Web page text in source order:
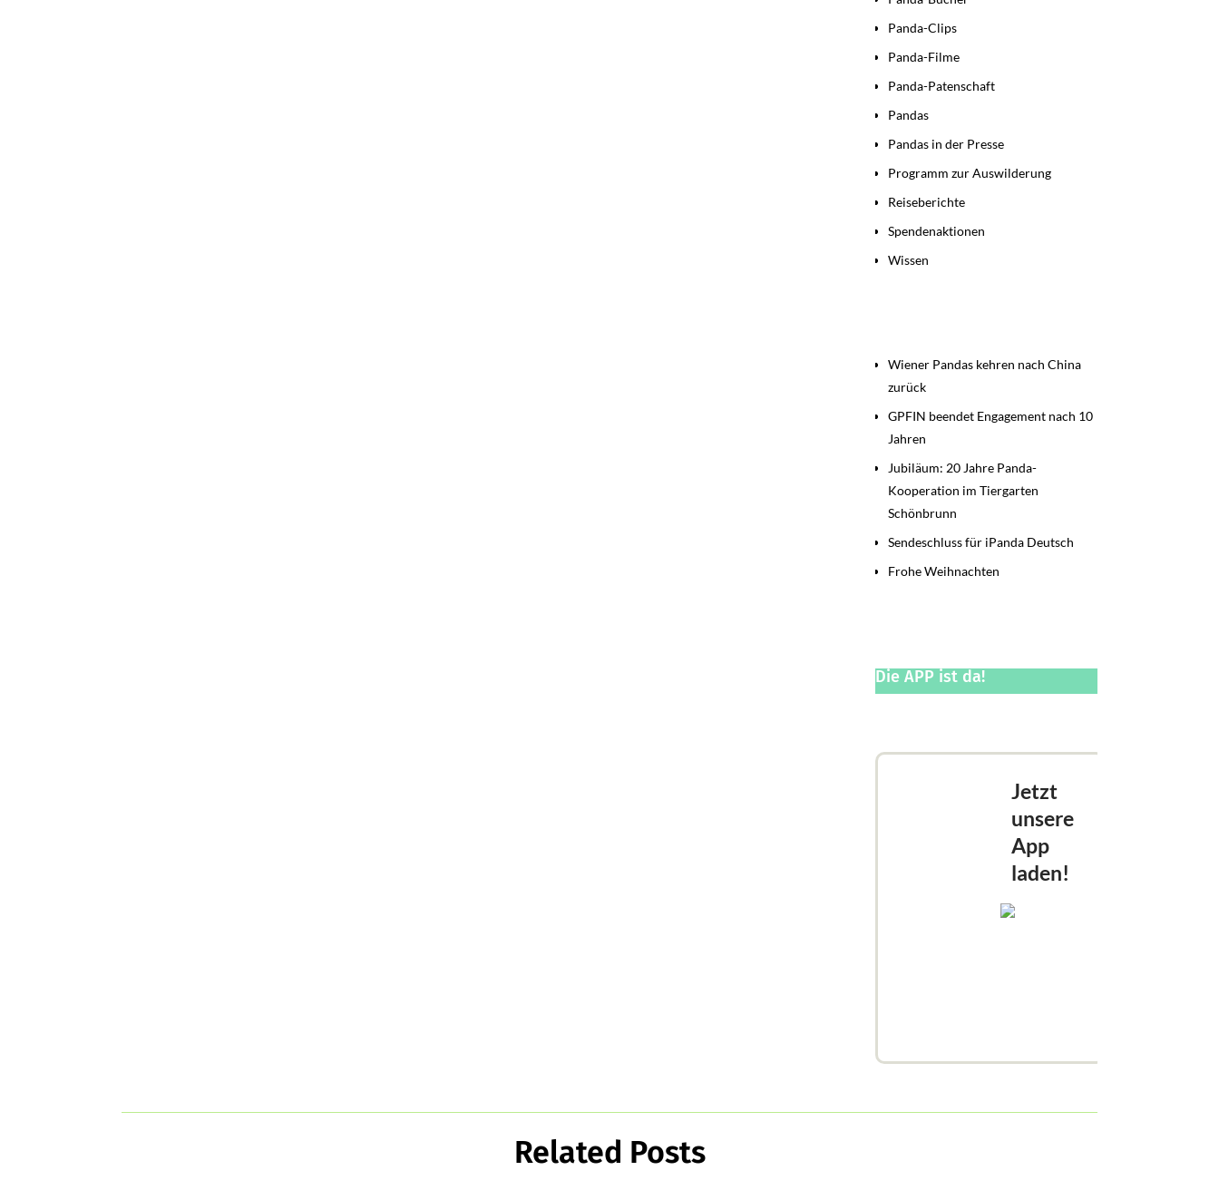
Panda-Clips
Panda-Filme
Panda-Patenschaft
Pandas
Pandas in der Presse
Programm zur Auswilderung
Reiseberichte
Spendenaktionen
Wissen
Wiener Pandas kehren nach China
zurück
GPFIN beendet Engagement nach 10
Jahren
Jubiläum: 20 Jahre Panda-
Kooperation im Tiergarten
Schönbrunn
Sendeschluss für iPanda Deutsch
Frohe Weihnachten
Die APP ist da!
Jetzt
unsere
App
laden!
Related Posts